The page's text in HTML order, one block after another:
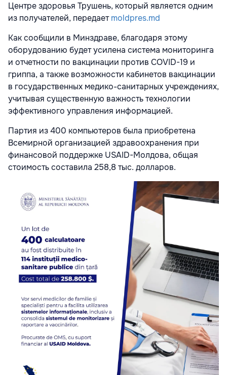
Центре здоровья Трушень, который является одним
из получателей, передаетmoldpres.md
Как сообщили в Минздраве, благодаря этому
оборудованию будет усилена система мониторинга
и отчетности по вакцинации против COVID-19 и
гриппа, а также возможности кабинетов вакцинации
в государственных медико-санитарных учреждениях,
учитывая существенную важность технологии
эффективного управления информацией.
Партия из 400 компьютеров была приобретена
Всемирной организацией здравоохранения при
финансовой поддержке USAID-Молдова, общая
стоимость составила 258,8 тыс. долларов.